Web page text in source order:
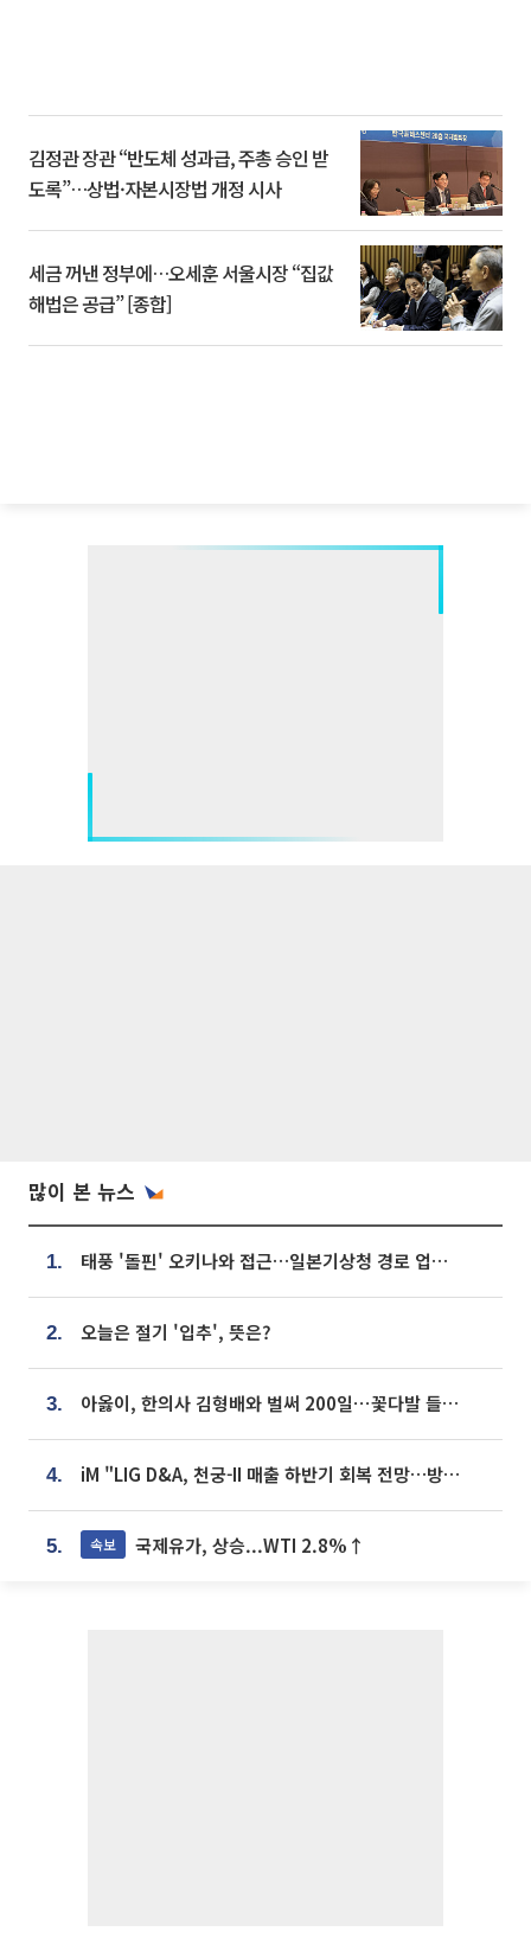
김정관 장관 “반도체 성과급, 주총 승인 받
도록”…상법·자본시장법 개정 시사
세금 꺼낸 정부에…오세훈 서울시장 “집값
해법은 공급” [종합]
많이 본 뉴스
1. 태풍 '돌핀' 오키나와 접근…일본기상청 경로 업데이트
2. 오늘은 절기 '입추', 뜻은?
3. 아옳이, 한의사 김형배와 벌써 200일⋯꽃다발 들고 "프러포즈 아냐"
4. iM "LIG D&A, 천궁-II 매출 하반기 회복 전망…방산 톱픽 유지"
5. 속보 국제유가, 상승...WTI 2.8%↑